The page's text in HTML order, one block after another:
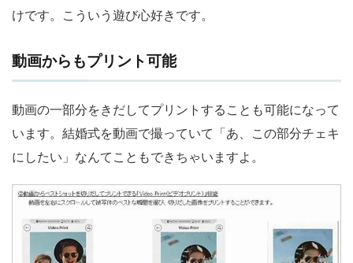
けです。こういう遊び心好きです。
動画からもプリント可能
動画の一部分をきだしてプリントすることも可能になって
います。結婚式を動画で撮っていて「あ、この部分チェキ
にしたい」なんてこともできちゃいますよ。